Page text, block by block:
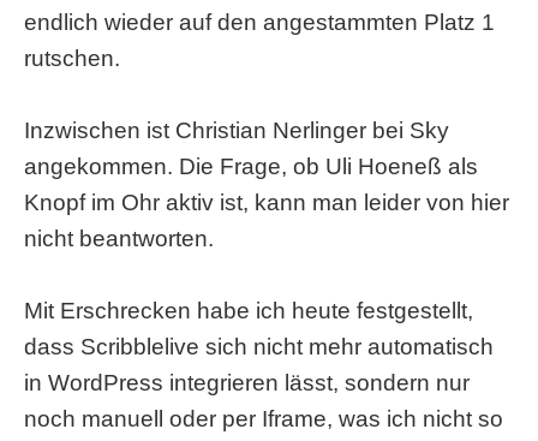
endlich wieder auf den angestammten Platz 1
rutschen.
Inzwischen ist Christian Nerlinger bei Sky
angekommen. Die Frage, ob Uli Hoeneß als
Knopf im Ohr aktiv ist, kann man leider von hier
nicht beantworten.
Mit Erschrecken habe ich heute festgestellt,
dass Scribblelive sich nicht mehr automatisch
in WordPress integrieren lässt, sondern nur
noch manuell oder per Iframe, was ich nicht so